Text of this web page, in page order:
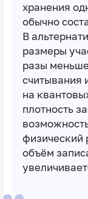
хранения
обычно
В
размеры
разы
считывания
на
плотность
физический
объём